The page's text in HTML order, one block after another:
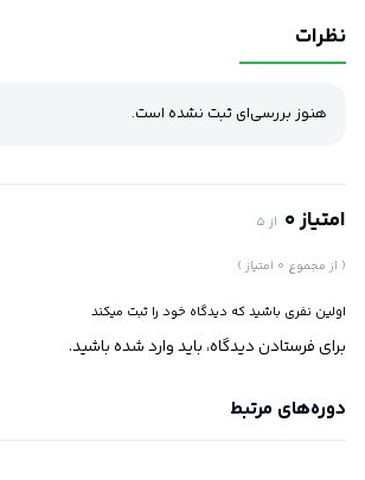
تسهیل فرایندهای سازمانی ایفا کرده است.
نظرات
امتیاز 0 از 5
( از مجموع 0 امتیاز )
اولین نفری باشید که دیدگاه خود را ثبت میکند
برای فرستادن دیدگاه، بایدوارد شدهباشید.
هنوز بررسی‌ای ثبت نشده است.
دوره‌های مرتبط